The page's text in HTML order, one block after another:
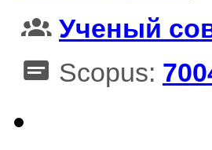
Ученый
Scopus: